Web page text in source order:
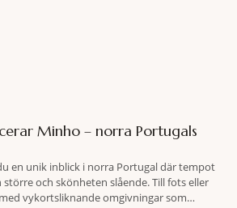
Minho – norra Portugals
en unik inblick i norra Portugal där tempot
och skönheten slående. Till fots eller
vykortsliknande omgivningar som